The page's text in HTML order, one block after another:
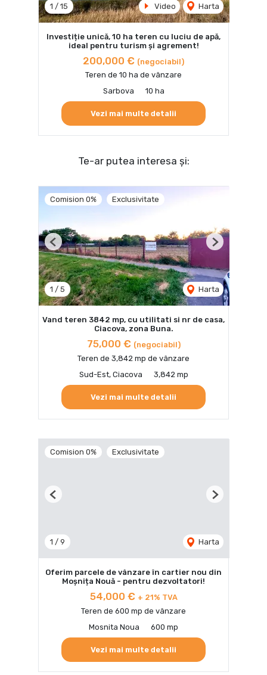
1 / 15 Video Harta
Investiție unică, 10 ha teren cu luciu de apă,
ideal pentru turism și agrement!
200,000 € (negociabil)
Teren de 10 ha de vânzare
Sarbova
10 ha
Vezi mai multe detalii
Te-ar putea interesa și:
Comision 0% Exclusivitate
1 / 5 Harta
Previous Next
Vand teren 3842 mp, cu utilitati si nr de casa,
Ciacova, zona Buna.
75,000 € (negociabil)
Teren de 3,842 mp de vânzare
Sud-Est, Ciacova
3,842 mp
Vezi mai multe detalii
Comision 0% Exclusivitate
1 / 9 Harta
Previous Next
Oferim parcele de vânzare în cartier nou din
Moșnița Nouă - pentru dezvoltatori!
54,000 € + 21% TVA
Teren de 600 mp de vânzare
Mosnita Noua
600 mp
Vezi mai multe detalii